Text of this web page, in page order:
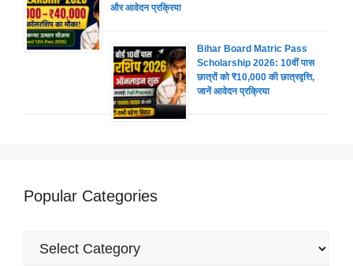
और आवेदन प्रक्रिया
Bihar Board Matric Pass
Scholarship 2026: 10वीं पास
छात्रों को ₹10,000 की छात्रवृत्ति,
जानें आवेदन प्रक्रिया
Popular Categories
Popular